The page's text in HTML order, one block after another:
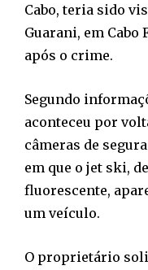
Cabo, teria sido
Guarani, em Cabo
após o crime.
Segundo
aconteceu por
câmeras de
em que o jet ski,
fluorescente,
um veículo.
O proprietário